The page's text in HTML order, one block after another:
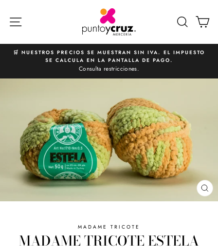
directamente
diapositivas
🛒 NUESTROS PRECIOS SE MUESTRAN SIN IVA. EL IMPUESTO
SE CALCULA EN LA PANTALLA DE PAGO.
Consulta restricciones.
MADAME TRICOTE
MADAME TRICOTE ESTELA